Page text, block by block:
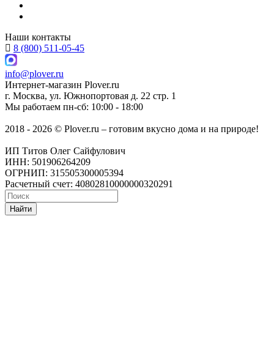
Наши контакты
8 (800) 511-05-45
info@plover.ru
Интернет-магазин Plover.ru
г. Москва, ул. Южнопортовая д. 22 стр. 1
Мы работаем пн-сб: 10:00 - 18:00
2018 - 2026 © Plover.ru – готовим вкусно дома и на природе!
ИП Титов Олег Сайфулович
ИНН: 501906264209
ОГРНИП: 315505300005394
Расчетный счет: 40802810000000320291
Найти